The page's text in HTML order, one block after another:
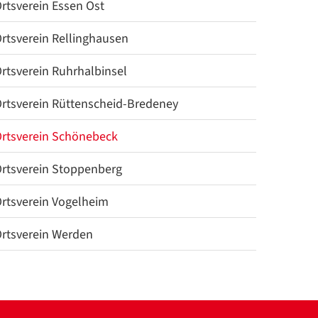
Essen Ost
Rellinghausen
Ruhrhalbinsel
Rüttenscheid-Bredeney
Schönebeck
Stoppenberg
Vogelheim
Werden